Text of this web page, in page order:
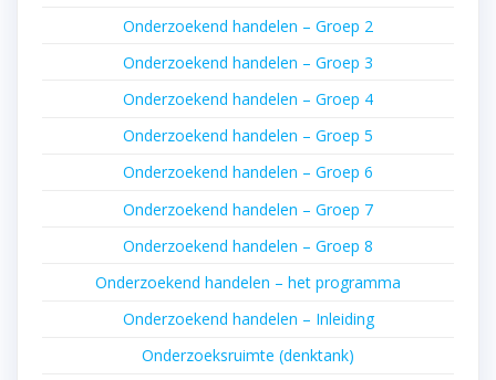
Onderzoekend handelen – Groep 2
Onderzoekend handelen – Groep 3
Onderzoekend handelen – Groep 4
Onderzoekend handelen – Groep 5
Onderzoekend handelen – Groep 6
Onderzoekend handelen – Groep 7
Onderzoekend handelen – Groep 8
Onderzoekend handelen – het programma
Onderzoekend handelen – Inleiding
Onderzoeksruimte (denktank)